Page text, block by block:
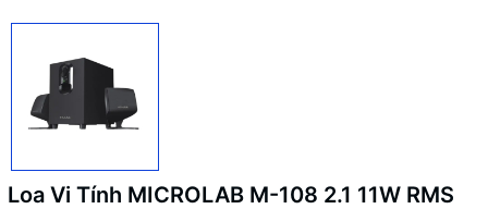
Loa Vi Tính MICROLAB M-108 2.1 11W RMS